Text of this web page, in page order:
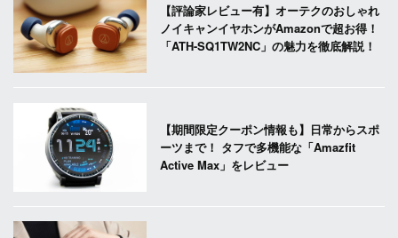
【評論家レビュー有】オーテクのおしゃれ
ノイキャンイヤホンがAmazonで超お得！
「ATH-SQ1TW2NC」の魅力を徹底解説！
【期間限定クーポン情報も】日常からスポ
ーツまで！ タフで多機能な「Amazfit
Active Max」をレビュー